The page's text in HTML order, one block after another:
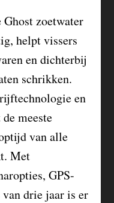
zoetwater
helpt vissers
en dichterbij
schrikken.
en
meeste
van alle
Met
GPS-
drie jaar is er